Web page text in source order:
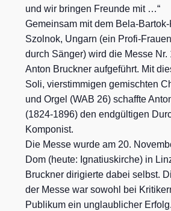
und wir bringen Freunde mit …“
Gemeinsam mit dem Bela-
Szolnok, Ungarn (ein Profi-
durch Sänger) wird die Messe Nr.
Anton Bruckner aufgeführt. Mit
Soli, vierstimmigen gemischten
und Orgel (WAB 26) schaffte
(1824-1896) den endgültigen
Komponist.
Die Messe wurde am 20.
Dom (heute: Ignatiuskirche) in
Bruckner dirigierte dabei selbst.
der Messe war sowohl bei
Publikum ein unglaublicher